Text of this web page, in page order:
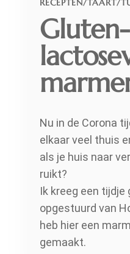
RECEPTEN/TAART/
Nu in de Corona
elkaar veel thuis
als je huis naar
ruikt?
Ik kreeg een tijdje
opgestuurd van
heb hier een
gemaakt.